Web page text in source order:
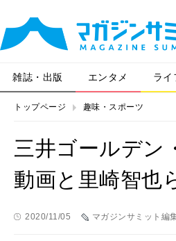
雑誌・出版 エンタメ ライ
トップページ 趣味・スポーツ
三井ゴールデン
動画と里崎智也
2020/11/05 マガジンサミット編